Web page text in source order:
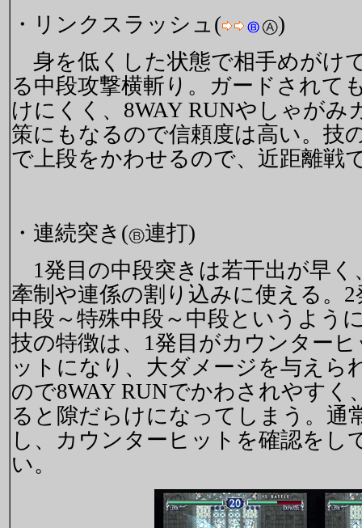
・リンクスラッシュ(
)
身を低くした状態で相手めがけ
る中段攻撃横斬り。ガードされて
けにくく、8WAY RUNやしゃがみ
策にもなるので信頼度は高い。技
で上段をかわせるので、近距離戦
・連続突き(
連打)
1発目の中段突きは若干出が早く
牽制や連係の割り込みに使える。
中段～特殊中段～中段というよう
技の特徴は、1発目がカウンター
ットになり、大ダメージを与えら
ので8WAY RUNでかわされやすく
ると隙だらけになってしまう。通
し、カウンターヒットを確認をし
い。